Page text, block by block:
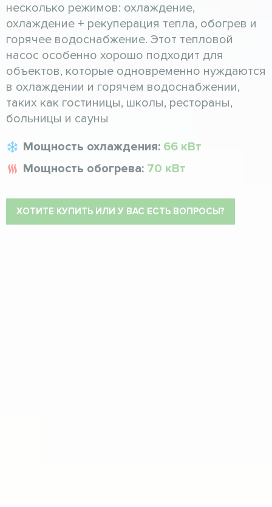
несколько режимов: охлаждение,
охлаждение + рекуперация тепла, обогрев и
горячее водоснабжение. Этот тепловой
насос особенно хорошо подходит для
объектов, которые одновременно нуждаются
в охлаждении и горячем водоснабжении,
таких как гостиницы, школы, рестораны,
больницы и сауны
Мощность охлаждения: 66 кВт
Мощность обогрева: 70 кВт
ХОТИТЕ КУПИТЬ ИЛИ У ВАС ЕСТЬ ВОПРОСЫ?